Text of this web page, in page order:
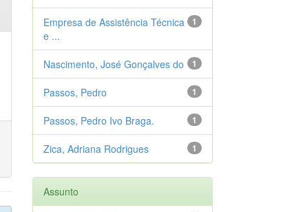
1
Empresa de Assistência Técnica
e ...
1
Nascimento, José Gonçalves do
1
Passos, Pedro
1
Passos, Pedro Ivo Braga.
1
Zica, Adriana Rodrigues
Assunto